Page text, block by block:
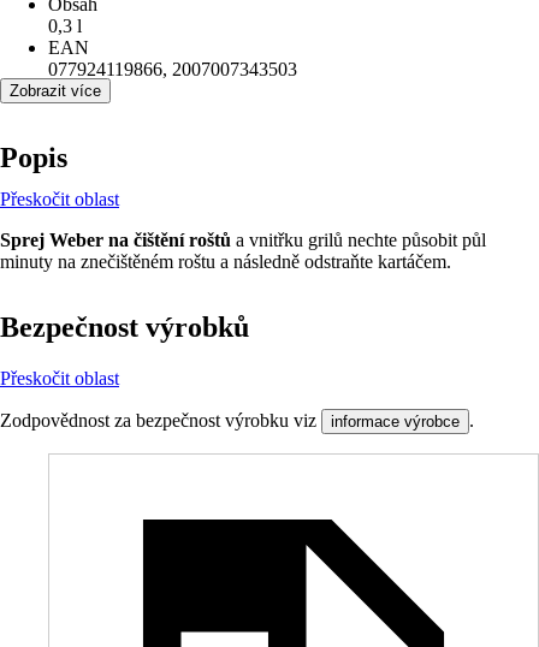
Obsah
0,3 l
EAN
077924119866, 2007007343503
Zobrazit více
Popis
Přeskočit oblast
Sprej Weber na čištění roštů a vnitřku grilů nechte působit půl
minuty na znečištěném roštu a následně odstraňte kartáčem.
Bezpečnost výrobků
Přeskočit oblast
Zodpovědnost za bezpečnost výrobku viz informace výrobce .